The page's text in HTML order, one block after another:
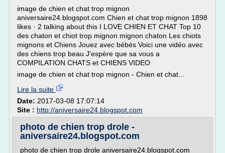
image de chien et chat trop mignon
aniversaire24.blogspot.com Chien et chat trop mignon 1898
likes · 2 talking about this I LOVE CHIEN ET CHAT Top 10
des chaton et chiot trop mignon mignon chaton Les chiots
mignons et Chiens Jouez avec bébés Voici une vidéo avec
des chiens trop beau J'espère que sa vous a
COMPILATION CHATS et CHIENS VIDEO
image de chien et chat trop mignon - Chien et chat...
Lire la suite
Date: 2017-03-08 17:07:14
Site : http://aniversaire24.blogspot.com
photo de chien trop drole -
aniversaire24.blogspot.com
photo de chien trop drole aniversaire24.blogspot.com